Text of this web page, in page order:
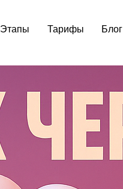
Этапы Тарифы Блог